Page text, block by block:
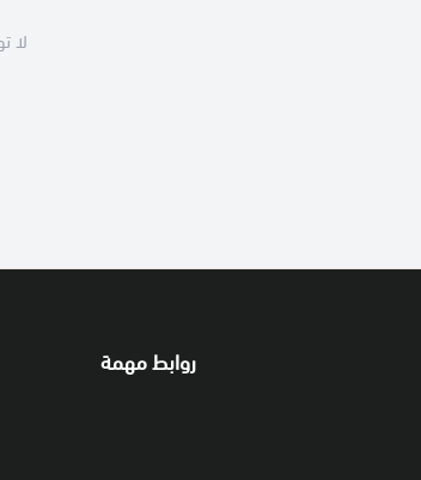
لا
روابط مهمة